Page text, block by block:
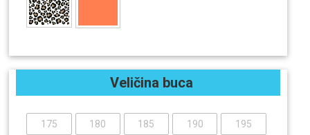
Veličina buca
175 180 185 190 195